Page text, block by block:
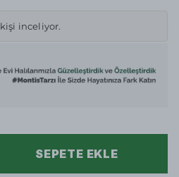
kişi inceliyor.
SEPETE EKLE